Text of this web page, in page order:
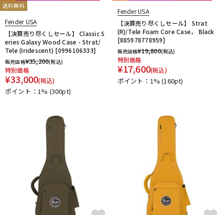
送料無料
Fender USA
【決算売り尽くしセール】 Classic S
eries Galaxy Wood Case - Strat/
Tele (Iridescent) [0996106333]
販売価格¥35,200(税込)
特別価格
¥33,000(税込)
ポイント：1% (300pt)
Fender USA
【決算売り尽くしセール】 Strat
(R)/Tele Foam Core Case， Black
[885978778959]
販売価格¥19,800(税込)
特別価格
¥17,600(税込)
ポイント：1%(160pt)